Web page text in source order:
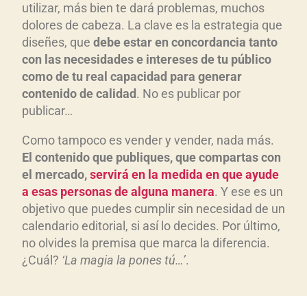
utilizar, más bien te dará problemas, muchos
dolores de cabeza. La clave es la estrategia que
diseñes, que debe estar en concordancia tanto
con las necesidades e intereses de tu público
como de tu real capacidad para generar
contenido de calidad. No es publicar por
publicar…
Como tampoco es vender y vender, nada más.
El contenido que publiques, que compartas con
el mercado,servirá en la medida en que ayude
a esas personas de alguna manera. Y ese es un
objetivo que puedes cumplir sin necesidad de un
calendario editorial, si así lo decides. Por último,
no olvides la premisa que marca la diferencia.
¿Cuál? ‘La magia la pones tú…’.